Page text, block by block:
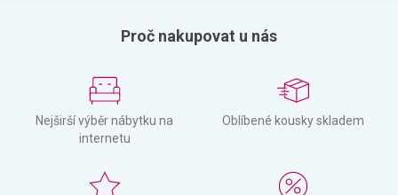
Proč nakupovat u nás
Nejširší výběr nábytku na
internetu
Oblíbené kousky skladem